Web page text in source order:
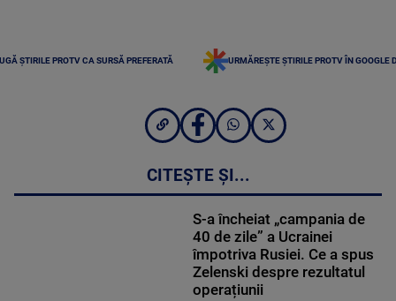
ȘTIRILE PROTV CA SURSĂ PREFERATĂ URMĂREȘTE ȘTIRILE PROTV ÎN GOOGLE
CITEȘTE ȘI...
S-a încheiat „campania de
40 de zile” a Ucrainei
împotriva Rusiei. Ce a spus
Zelenski despre rezultatul
operațiunii